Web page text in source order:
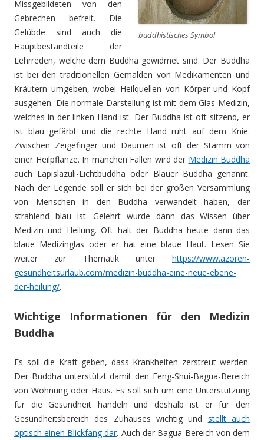
buddhistisches Symbol
Missgebildeten von den
Gebrechen befreit. Die
Gelübde sind auch die
Hauptbestandteile der
Lehrreden, welche dem Buddha gewidmet sind. Der Buddha
ist bei den traditionellen Gemälden von Medikamenten und
Kräutern umgeben, wobei Heilquellen von Körper und Kopf
ausgehen. Die normale Darstellung ist mit dem Glas Medizin,
welches in der linken Hand ist. Der Buddha ist oft sitzend, er
ist blau gefärbt und die rechte Hand ruht auf dem Knie.
Zwischen Zeigefinger und Daumen ist oft der Stamm von
einer Heilpflanze. In manchen Fällen wird der Medizin Buddha
auch Lapislazuli-Lichtbuddha oder Blauer Buddha genannt.
Nach der Legende soll er sich bei der großen Versammlung
von Menschen in den Buddha verwandelt haben, der
strahlend blau ist. Gelehrt wurde dann das Wissen über
Medizin und Heilung. Oft hält der Buddha heute dann das
blaue Medizinglas oder er hat eine blaue Haut. Lesen Sie
weiter zur Thematik unter https://www.azoren-
gesundheitsurlaub.com/medizin-buddha-eine-neue-ebene-
der-heilung/.
Wichtige Informationen für den Medizin
Buddha
Es soll die Kraft geben, dass Krankheiten zerstreut werden.
Der Buddha unterstützt damit den Feng-Shui-Bagua-Bereich
von Wohnung oder Haus. Es soll sich um eine Unterstützung
für die Gesundheit handeln und deshalb ist er für den
Gesundheitsbereich des Zuhauses wichtig und stellt auch
optisch einen Blickfang dar. Auch der Bagua-Bereich von dem